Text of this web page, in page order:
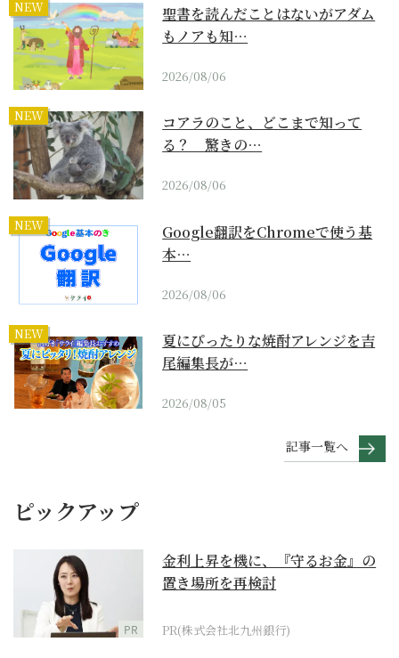
NEW
聖書を読んだことはないがアダム
もノアも知…
2026/08/06
NEW
コアラのこと、どこまで知って
る？ 驚きの…
2026/08/06
NEW
Google翻訳をChromeで使う基
本…
2026/08/06
NEW
夏にぴったりな焼酎アレンジを吉
尾編集長が…
2026/08/05
記事一覧へ
ピックアップ
PR
金利上昇を機に、『守るお金』の
置き場所を再検討
PR(株式会社北九州銀行)